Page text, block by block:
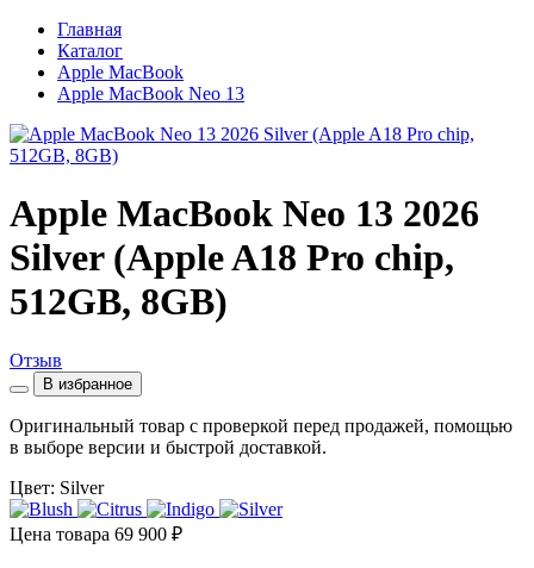
Главная
Каталог
Apple MacBook
Apple MacBook Neo 13
Apple MacBook Neo 13 2026
Silver (Apple A18 Pro chip,
512GB, 8GB)
Отзыв
В избранное
Оригинальный товар с проверкой перед продажей, помощью
в выборе версии и быстрой доставкой.
Цвет: Silver
Цена товара 69 900 ₽